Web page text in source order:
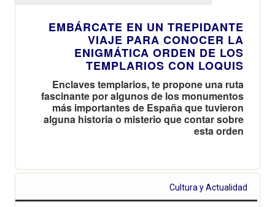
EMBÁRCATE EN UN TREPIDANTE
VIAJE PARA CONOCER LA
ENIGMÁTICA ORDEN DE LOS
TEMPLARIOS CON LOQUIS
Enclaves templarios, te propone una ruta
fascinante por algunos de los monumentos
más importantes de España que tuvieron
alguna historia o misterio que contar sobre
esta orden
Cultura y Actualidad